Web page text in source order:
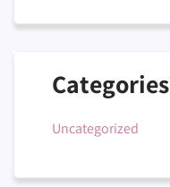
Categories
Uncategorized